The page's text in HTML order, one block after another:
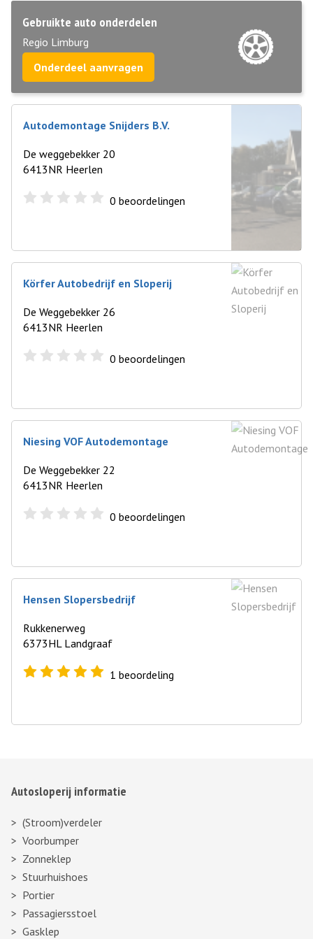
Gebruikte auto onderdelen
Regio Limburg
Onderdeel aanvragen
Autodemontage Snijders B.V.
De weggebekker 20
6413NR Heerlen
0 beoordelingen
Körfer Autobedrijf en Sloperij
De Weggebekker 26
6413NR Heerlen
0 beoordelingen
Niesing VOF Autodemontage
De Weggebekker 22
6413NR Heerlen
0 beoordelingen
Hensen Slopersbedrijf
Rukkenerweg
6373HL Landgraaf
1 beoordeling
Autosloperij informatie
(Stroom)verdeler
Voorbumper
Zonneklep
Stuurhuishoes
Portier
Passagiersstoel
Gasklep